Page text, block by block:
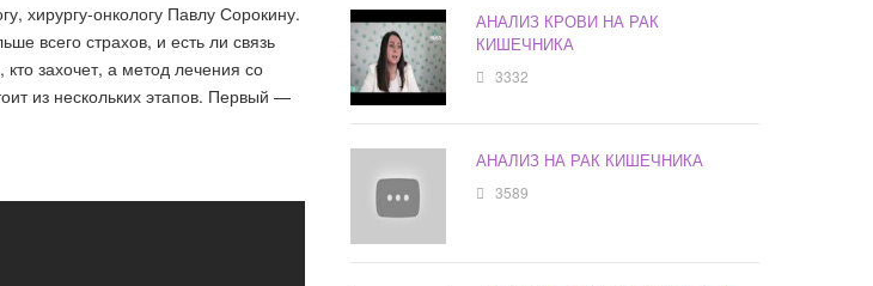
хирургу-онкологу Павлу Сорокину.
всего страхов, и есть ли связь
захочет, а метод лечения со
из нескольких этапов. Первый —
АНАЛИЗ КРОВИ НА РАК
КИШЕЧНИКА
3332
АНАЛИЗ НА РАК КИШЕЧНИКА
3589